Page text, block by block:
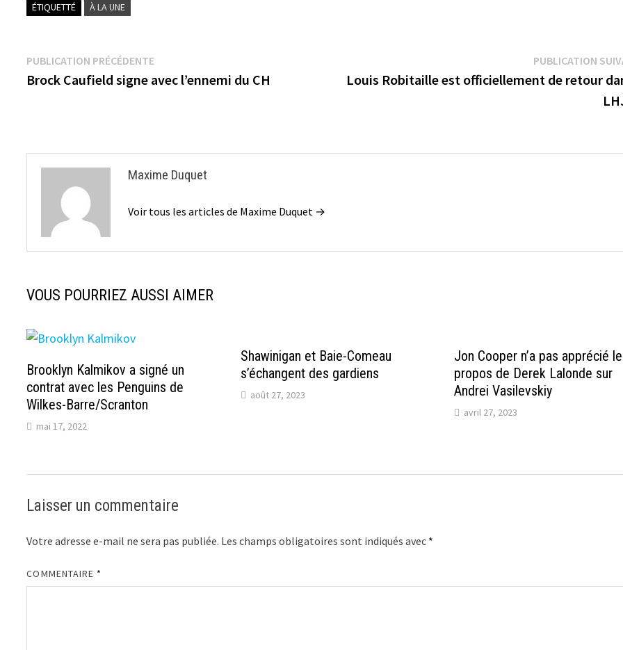
ÉTIQUETTÉ À LA UNE
Navigation
de
PUBLICATION PRÉCÉDENTEPublication
précédente :
Brock Caufield signe avec l’ennemi du CH
PUBLICATION
Louis Robitaille est officiellement de retour
Maxime Duquet
Voir tous les articles de Maxime Duquet →
VOUS POURRIEZ AUSSI AIMER
Brooklyn Kalmikov a signé un
contrat avec les Penguins de
Wilkes-Barre/Scranton
mai 17, 2022
Shawinigan et Baie-Comeau
s’échangent des gardiens
août 27, 2023
Jon Cooper n’a pas apprécié
propos de Derek Lalonde sur
Andrei Vasilevskiy
avril 27, 2023
Laisser un commentaire
Votre adresse e-mail ne sera pas publiée. Les champs obligatoires sont indiqués avec *
COMMENTAIRE *